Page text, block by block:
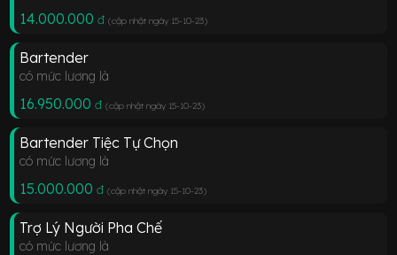
14.000.000 đ (cập nhật ngày 15-10-23)
Bartender
có mức lương là
16.950.000 đ (cập nhật ngày 15-10-23)
Bartender Tiệc Tự Chọn
có mức lương là
15.000.000 đ (cập nhật ngày 15-10-23)
Trợ Lý Người Pha Chế
có mức lương là